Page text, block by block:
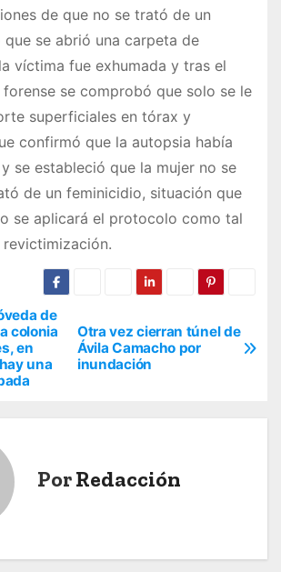
de que no se trató de un
se abrió una carpeta de
víctima fue exhumada y tras el
se comprobó que solo se le
superficiales en tórax y
confirmó que la autopsia había
se estableció que la mujer no se
de un feminicidio, situación que
se aplicará el protocolo como tal
Otra vez cierran túnel de
Ávila Camacho por
inundación
de
colonia
en
una
PorRedacción